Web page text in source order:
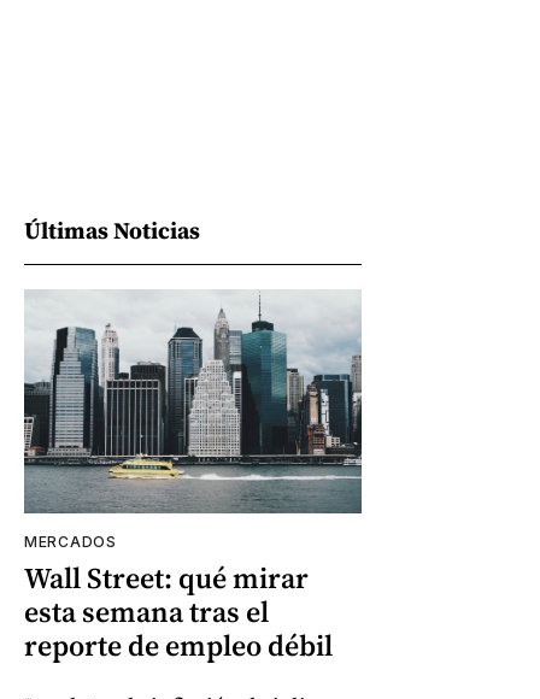
Últimas Noticias
MERCADOS
Wall Street: qué mirar
esta semana tras el
reporte de empleo débil